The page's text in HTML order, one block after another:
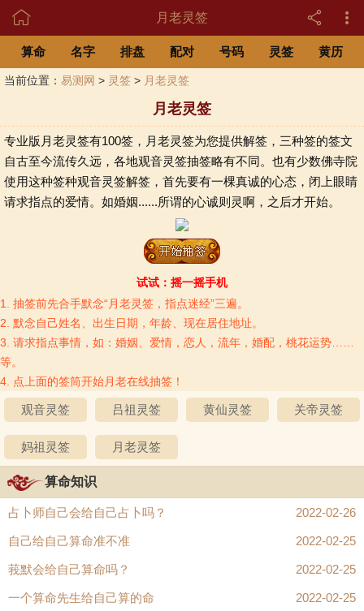
 月老灵签
算命 名字 排盘 配对 号码 灵签 黄历
当前位置： 易测网 > 灵签 > 月老灵签
月老灵签
专业版月老灵签有100签，月老灵签为您提供解签，三种签的签文
自古至今流传久远，各地观音灵签抽签略有不同。也有少数佛寺院
使用这种签种观音灵签解签，首先要有一棵真诚的心态，闭上眼睛
请求指点的爱情。如婚姻......所谓的心诚则灵啊，之后才开始。
试试：摇一摇手机
1. 抽签前先合手默念“月老灵签，指点迷经”三遍。
2. 默念自己姓名、出生日期，年龄、现在居住地址。
3. 请求指点事情，如：婚姻、爱情，恋人，流年，婚配，桃花运势……
等。
4. 点上面的签筒开始月老在线抽签！
观音灵签 吕祖灵签 黄仙灵签 关帝灵签
妈祖灵签 月老灵签
算命知识
占卜师自己会给自己占卜吗？ 2022-02-26
自己给自己算命准不准 2022-02-25
莪默会给自己算命吗？ 2022-02-25
一个算命先生给自己算的命 2022-02-25